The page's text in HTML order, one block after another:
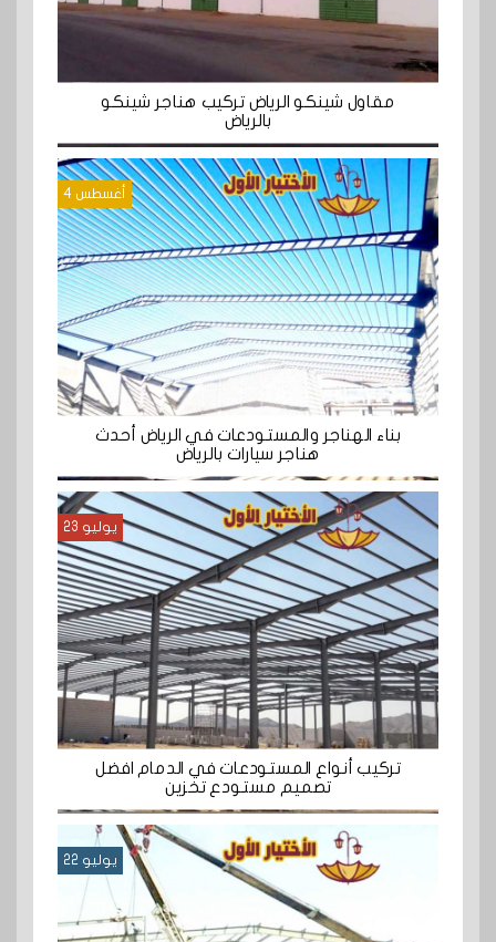
مقاول شينكو الرياض تركيب هناجر شينكو
بالرياض
أغسطس 4
بناء الهناجر والمستودعات في الرياض أحدث
هناجر سيارات بالرياض
يوليو 23
تركيب أنواع المستودعات في الدمام افضل
تصميم مستودع تخزين
يوليو 22